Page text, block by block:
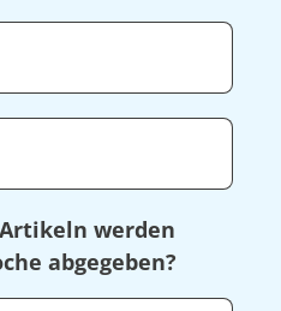
werden
abgegeben?